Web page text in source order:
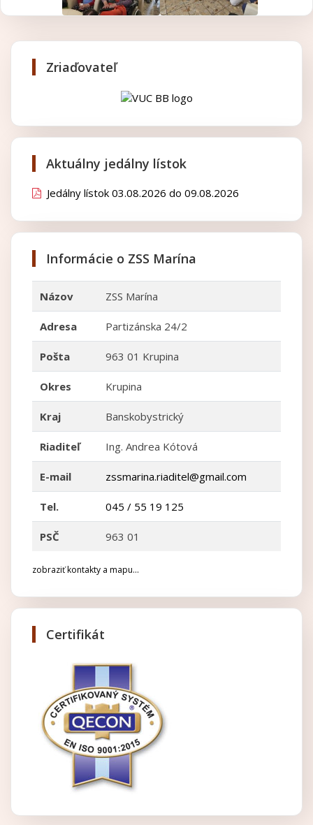
Zriaďovateľ
Aktuálny jedálny lístok
Jedálny lístok 03.08.2026 do 09.08.2026
Informácie o ZSS Marína
Názov ZSS Marína
Adresa Partizánska 24/2
Pošta 963 01 Krupina
Okres Krupina
Kraj Banskobystrický
Riaditeľ Ing. Andrea Kótová
E-mail zssmarina.riaditel@gmail.com
Tel. 045 / 55 19 125
PSČ 963 01
zobraziť kontakty a mapu...
Certifikát